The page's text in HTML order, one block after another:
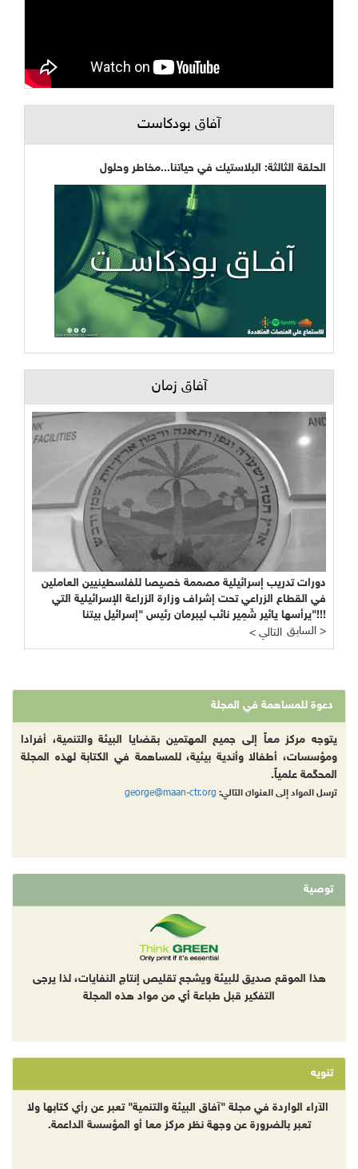
آفاق بودكاست
الحلقة الثالثة: البلاستيك في حياتنا...مخاطر وحلول
آفاق زمان
دورات تدريب إسرائيلية مصممة خصيصا للفلسطينيين العاملين
في القطاع الزراعي تحت إشراف وزارة الزراعة الإسرائيلية التي
يرأسها يائير شَمِير نائب ليبرمان رئيس "إسرائيل بيتنا"!!!
< التالي
السابق >
دعوة للمساهمة في المجلة
يتوجه مركز معاً إلى جميع المهتمين بقضايا البيئة والتنمية، أفرادا
ومؤسسات، أطفالا وأندية بيئية، للمساهمة في الكتابة لهذه المجلة
المحكّمة علمياً.
ترسل المواد إلى العنوان التالي: george@maan-ctr.org
توصية
هذا الموقع صديق للبيئة ويشجع تقليص إنتاج النفايات، لذا يرجى
التفكير قبل طباعة أي من مواد هذه المجلة
تنويه
الآراء الواردة في مجلة "آفاق البيئة والتنمية" تعبر عن رأي كتابها ولا
تعبر بالضرورة عن وجهة نظر مركز معا أو المؤسسة الداعمة.